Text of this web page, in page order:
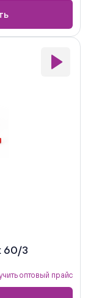
60/3
оптовый прайс